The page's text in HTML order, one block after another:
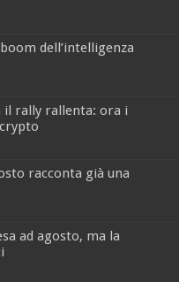
dell’intelligenza
il rally rallenta: ora i
racconta già una
ad agosto, ma la